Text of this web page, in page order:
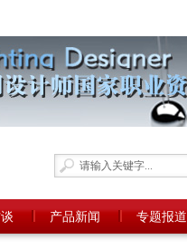
产品新闻 专题报道